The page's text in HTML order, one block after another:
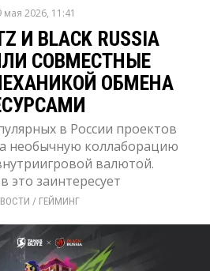
мая 2026, 11:41
И BLACK RUSSIA
СОВМЕСТНЫЕ
ОБМЕНА
в России проектов
необычную коллаборацию
валютой.
это заинтересует
/ ГЕЙМИНГ